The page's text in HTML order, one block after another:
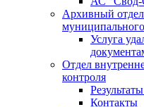
Архивный
Услуга
Отдел
контроля
Контакты